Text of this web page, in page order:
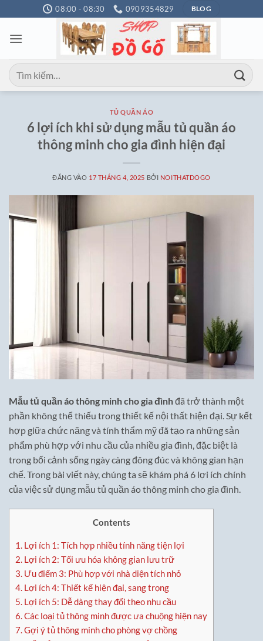
qua
nội
08:00 - 08:30 0909354829 BLOG
Tìm
kiếm:
TỦ QUẦN ÁO
6 lợi ích khi sử dụng mẫu tủ quần áo
thông minh cho gia đình hiện đại
ĐĂNG VÀO 17 THÁNG 4, 2025 BỞI NOITHATDOGO
Mẫu tủ quần áo thông minh cho gia đìnhđã trở thành một
phần không thể thiếu trong thiết kế nội thất hiện đại. Sự kết
hợp giữa chức năng và tính thẩm mỹ đã tạo ra những sản
phẩm phù hợp với nhu cầu của nhiều gia đình, đặc biệt là
trong bối cảnh sống ngày càng đông đúc và không gian hạn
chế. Trong bài viết này, chúng ta sẽ khám phá 6 lợi ích chính
của việc sử dụng mẫu tủ quần áo thông minh cho gia đình.
Contents
1. Lợi ích 1: Tích hợp nhiều tính năng tiện lợi
2. Lợi ích 2: Tối ưu hóa không gian lưu trữ
3. Ưu điểm 3: Phù hợp với nhà diện tích nhỏ
4. Lợi ích 4: Thiết kế hiện đại, sang trọng
5. Lợi ích 5: Dễ dàng thay đổi theo nhu cầu
6.Các loại tủ thông minh được ưa chuộng hiện nay
7.Gợi ý tủ thông minh cho phòng vợ chồng